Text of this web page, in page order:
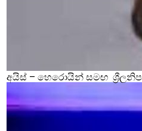
අයිස් – හෙරොයින් සමඟ ශ්‍රීලනිප